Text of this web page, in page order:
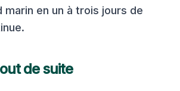
en un à trois jours de
de suite